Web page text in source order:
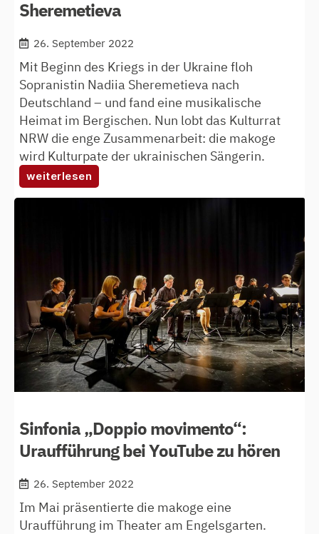
Sheremetieva
26. September 2022
Mit Beginn des Kriegs in der Ukraine floh
Sopranistin Nadiia Sheremetieva nach
Deutschland – und fand eine musikalische
Heimat im Bergischen. Nun lobt das Kulturrat
NRW die enge Zusammenarbeit: die makoge
wird Kulturpate der ukrainischen Sängerin.
weiterlesen
makoge
wird
Sinfonia „Doppio movimento“:
Uraufführung bei YouTube zu hören
26. September 2022
Im Mai präsentierte die makoge eine
Uraufführung im Theater am Engelsgarten.